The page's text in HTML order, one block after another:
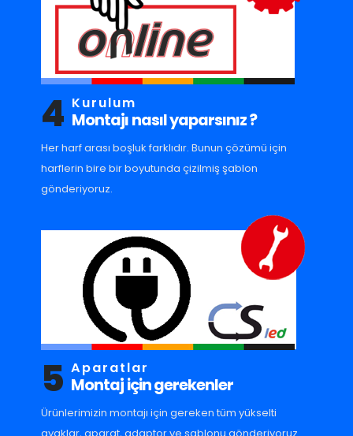
4 Kurulum
Montajı nasıl yaparsınız ?
Her harf arası boşluk farklıdır. Bunun çözümü için
harflerin bire bir boyutunda çizilmiş şablon
gönderiyoruz.
5 Aparatlar
Montaj için gerekenler
Ürünlerimizin montajı için gereken tüm yükselti